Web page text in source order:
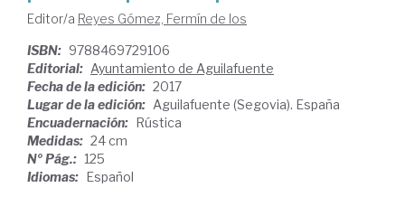
Editor/a Reyes Gómez, Fermín de los
ISBN: 9788469729106
Editorial: Ayuntamiento de Aguilafuente
Fecha de la edición: 2017
Lugar de la edición: Aguilafuente (Segovia). España
Encuadernación:
Rústica
Medidas: 24 cm
Nº Pág.: 125
Idiomas:
Español